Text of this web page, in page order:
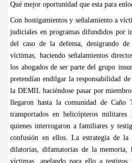
Qué mejor oportunidad que esta para
Con hostigamientos y señalamiento a
judiciales en programas difundidos por
del caso de la defensa, denigrando
víctimas, haciendo señalamientos
los abogados de ser parte del grupo
pretendían endilgar la responsabilidad
la DEMIL haciéndose pasar por
llegaron hasta la comunidad de Caño
transportados en helicópteros
quienes interrogaron a familiares y
confusión en ellos. La estrategia de la
dilatorias, difamatorias de la
víctimas, apelando para ello a